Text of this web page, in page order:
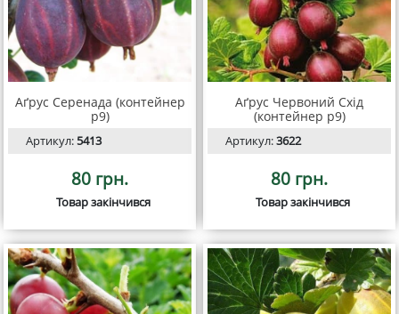
Аґрус Серенада (контейнер
р9)
Артикул:5413
80 грн.
Товар закінчився
Аґрус Червоний Схід
(контейнер р9)
Артикул:3622
80 грн.
Товар закінчився